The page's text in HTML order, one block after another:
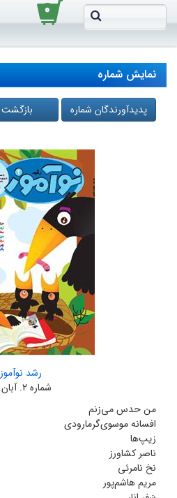
۰
نمایش شماره
پدیدآورندگان شماره بازگشت
رشد نوآموز
شماره‌ ۲. آبان ۹۱
من حدس می‌زنم
افسانه موسوی‌گرمارودی
زیپ‌ها
ناصر کشاورز
نخ نامرئی
مریم هاشم‌پور